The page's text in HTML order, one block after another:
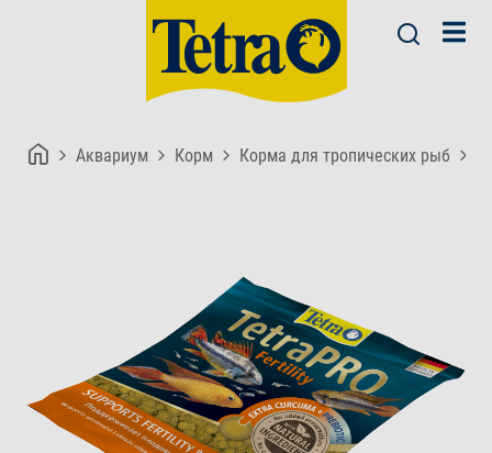
Аквариум Корм Корма для тропических рыб